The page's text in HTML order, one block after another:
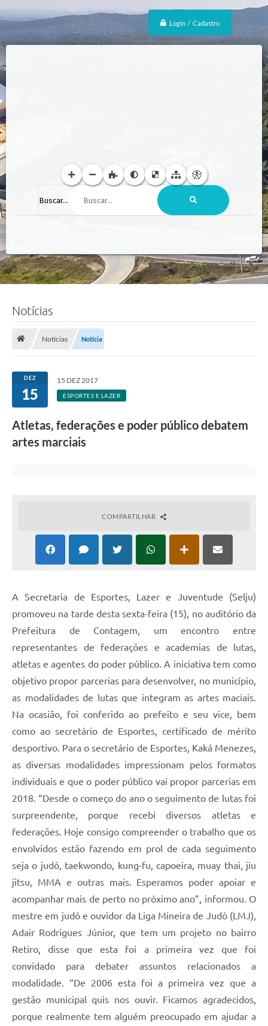
Login / Cadastro
Buscar...
Notícias
Notícias Notícia
DEZ
15
15 DEZ 2017
ESPORTES E LAZER
Atletas, federações e poder público debatem
artes marciais
COMPARTILHAR
A Secretaria de Esportes, Lazer e Juventude (Selju)
promoveu na tarde desta sexta-feira (15), no auditório da
Prefeitura de Contagem, um encontro entre
representantes de federações e academias de lutas,
atletas e agentes do poder público. A iniciativa tem como
objetivo propor parcerias para desenvolver, no município,
as modalidades de lutas que integram as artes maciais.
Na ocasião, foi conferido ao prefeito e seu vice, bem
como ao secretário de Esportes, certificado de mérito
desportivo. Para o secretário de Esportes, Kaká Menezes,
as diversas modalidades impressionam pelos formatos
individuais e que o poder público vai propor parcerias em
2018. “Desde o começo do ano o seguimento de lutas foi
surpreendente, porque recebi diversos atletas e
federações. Hoje consigo compreender o trabalho que os
envolvidos estão fazendo em prol de cada seguimento
seja o judô, taekwondo, kung-fu, capoeira, muay thai, jiu
jitsu, MMA e outras mais. Esperamos poder apoiar e
acompanhar mais de perto no próximo ano”, informou. O
mestre em judô e ouvidor da Liga Mineira de Judô (LMJ),
Adair Rodrigues Júnior, que tem um projeto no bairro
Retiro, disse que esta foi a primeira vez que foi
convidado para debater assuntos relacionados a
modalidade. “De 2006 esta foi a primeira vez que a
gestão municipal quis nos ouvir. Ficamos agradecidos,
porque realmente tem alguém preocupado em ajudar a